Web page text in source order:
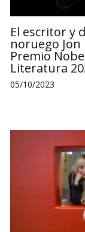
El escritor y
noruego Jon
Premio
Literatura
05/10/2023